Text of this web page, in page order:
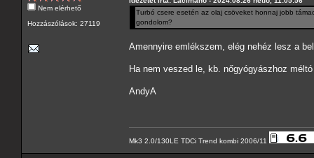
Nem elérhető
Hozzászólások: 27119
Turbó csere esetén az olaj csöveket honnaj jobb
gondolom?
Amennyire emlékszem, elég nehéz lesz a
Ha nem veszed le, kb. nőgyógyászhoz
AndyA
Mk3 2.0/130LE TDCi Trend kombi 2006/11